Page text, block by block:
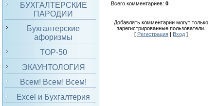
БУХГАЛТЕРСКИЕ
ПАРОДИИ
Бухгалтерские
афоризмы
TOP-50
ЭКАУНТОЛОГИЯ
Всем! Всем! Всем!
Excel и Бухгалтерия
Всего комментариев:0
Добавлять комментарии могут только
зарегистрированные пользователи.
[ Регистрация| Вход]